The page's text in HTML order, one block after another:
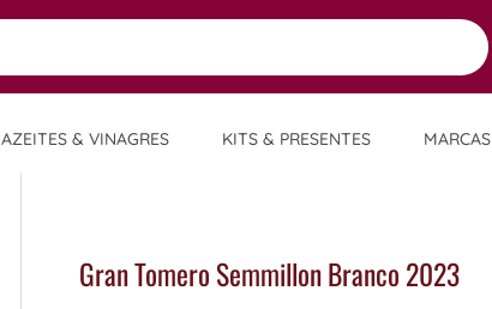
AZEITES & VINAGRES KITS & PRESENTES MARCAS
Gran Tomero Semmillon Branco 2023